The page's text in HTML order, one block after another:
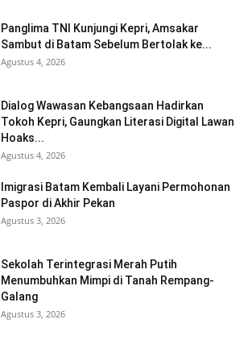
Panglima TNI Kunjungi Kepri, Amsakar
Sambut di Batam Sebelum Bertolak ke...
Agustus 4, 2026
Dialog Wawasan Kebangsaan Hadirkan
Tokoh Kepri, Gaungkan Literasi Digital Lawan
Hoaks...
Agustus 4, 2026
Imigrasi Batam Kembali Layani Permohonan
Paspor di Akhir Pekan
Agustus 3, 2026
Sekolah Terintegrasi Merah Putih
Menumbuhkan Mimpi di Tanah Rempang-
Galang
Agustus 3, 2026